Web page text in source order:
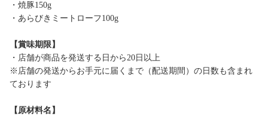
・焼豚150g
・あらびきミートローフ100g
【賞味期限】
・店舗が商品を発送する日から20日以上
※店舗の発送からお手元に届くまで（配送期間）の日数も含まれ
ております
【原材料名】